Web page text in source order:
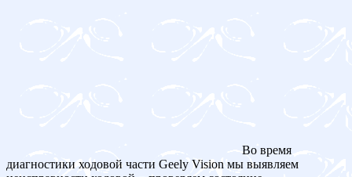
Во время
диагностики ходовой части Geely Vision мы выявляем